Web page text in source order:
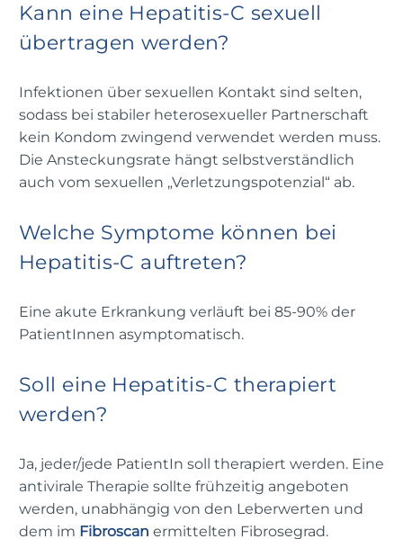
Kann eine Hepatitis-C sexuell
übertragen werden?
Infektionen über sexuellen Kontakt sind selten,
sodass bei stabiler heterosexueller Partnerschaft
kein Kondom zwingend verwendet werden muss.
Die Ansteckungsrate hängt selbstverständlich
auch vom sexuellen „Verletzungspotenzial“ ab.
Welche Symptome können bei
Hepatitis-C auftreten?
Eine akute Erkrankung verläuft bei 85-90% der
PatientInnen asymptomatisch.
Soll eine Hepatitis-C therapiert
werden?
Ja, jeder/jede PatientIn soll therapiert werden. Eine
antivirale Therapie sollte frühzeitig angeboten
werden, unabhängig von den Leberwerten und
dem im Fibroscan ermittelten Fibrosegrad.